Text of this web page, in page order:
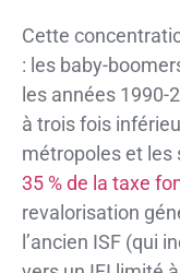
Cette
: les baby-
les années 1990-
à trois fois
métropoles et les
35 % de la taxe
revalorisation
l’ancien ISF (qui